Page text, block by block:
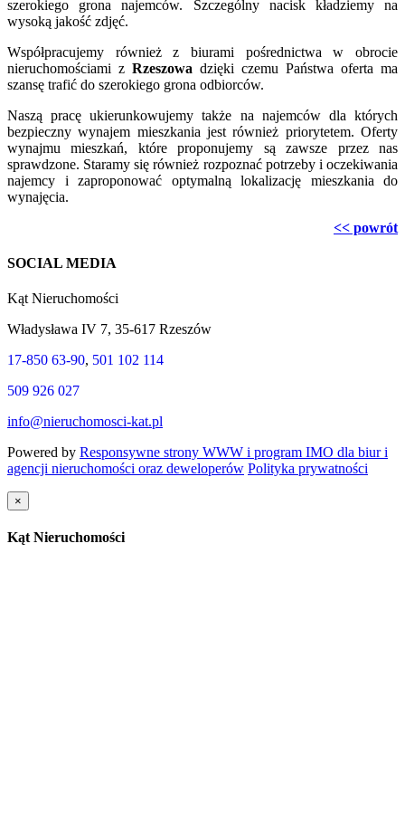
szerokiego grona najemców. Szczególny nacisk kładziemy na
wysoką jakość zdjęć.
Współpracujemy również z biurami pośrednictwa w obrocie
nieruchomościami z Rzeszowa dzięki czemu Państwa oferta ma
szansę trafić do szerokiego grona odbiorców.
Naszą pracę ukierunkowujemy także na najemców dla których
bezpieczny wynajem mieszkania jest również priorytetem. Oferty
wynajmu mieszkań, które proponujemy są zawsze przez nas
sprawdzone. Staramy się również rozpoznać potrzeby i oczekiwania
najemcy i zaproponować optymalną lokalizację mieszkania do
wynajęcia.
<< powrót
SOCIAL MEDIA
Kąt Nieruchomości
Władysława IV 7, 35-617 Rzeszów
17-850 63-90, 501 102 114
509 926 027
info@nieruchomosci-kat.pl
Powered by Responsywne strony WWW i program IMO dla biur i
agencji nieruchomości oraz deweloperów Polityka prywatności
×
Kąt Nieruchomości